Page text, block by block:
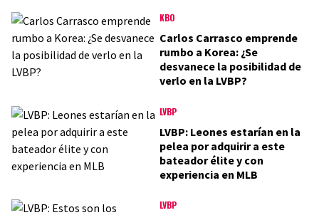
KBO
Carlos Carrasco emprende
rumbo a Korea: ¿Se
desvanece la posibilidad de
verlo en la LVBP?
LVBP
LVBP: Leones estarían en la
pelea por adquirir a este
bateador élite y con
experiencia en MLB
LVBP